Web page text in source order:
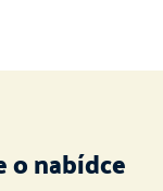
o nabídce